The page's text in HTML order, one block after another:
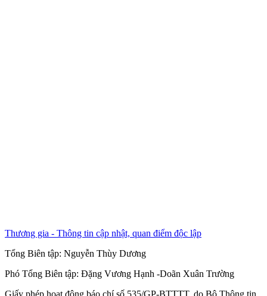
Thương gia - Thông tin cập nhật, quan điểm độc lập
Tổng Biên tập: Nguyễn Thùy Dương
Phó Tổng Biên tập: Đặng Vương Hạnh -Doãn Xuân Trường
Giấy phép hoạt động báo chí số 535/GP-BTTTT, do Bộ Thông tin